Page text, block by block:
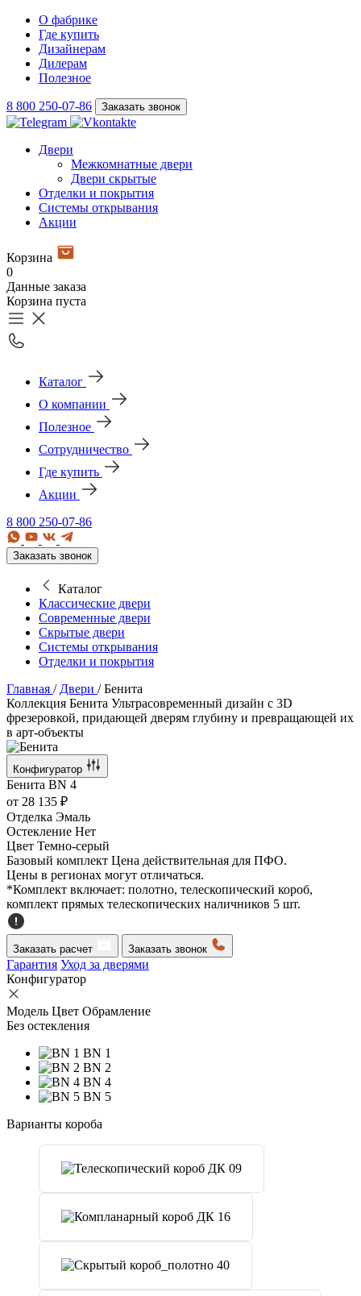
О фабрике
Где купить
Дизайнерам
Дилерам
Полезное
8 800 250-07-86 Заказать звонок
Двери
Межкомнатные двери
Двери скрытые
Отделки и покрытия
Системы открывания
Акции
Корзина
0
Данные заказа
Корзина пуста
Каталог
О компании
Полезное
Сотрудничество
Где купить
Акции
8 800 250-07-86
Заказать звонок
Каталог
Классические двери
Современные двери
Скрытые двери
Системы открывания
Отделки и покрытия
Главная / Двери / Бенита
Коллекция Бенита Ультрасовременный дизайн с 3D
фрезеровкой, придающей дверям глубину и превращающей их
в арт-объекты
Конфигуратор
Бенита BN 4
от 28 135 ₽
Отделка Эмаль
Остекление Нет
Цвет Темно-серый
Базовый комплект Цена действительная для ПФО.
Цены в регионах могут отличаться.
*Комплект включает: полотно, телескопический короб,
комплект прямых телескопических наличников 5 шт.
Заказать расчет Заказать звонок
Гарантия Уход за дверями
Конфигуратор
Модель Цвет Обрамление
Без остекления
BN 1
BN 2
BN 4
BN 5
Варианты короба